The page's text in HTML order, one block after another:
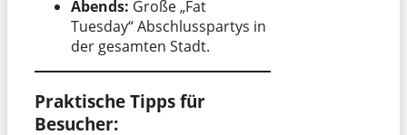
Abends: Große „Fat
Tuesday“ Abschlusspartys in
der gesamten Stadt.
Praktische Tipps für
Besucher: